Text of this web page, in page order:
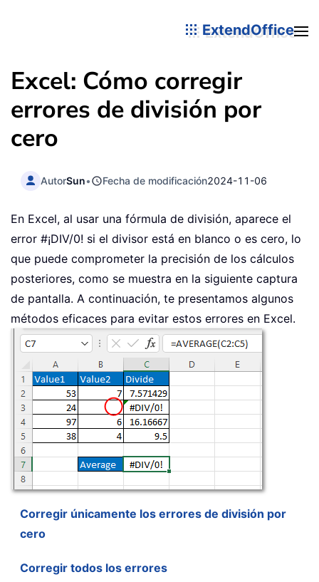
ExtendOffice
Excel: Cómo corregir
errores de división por
cero
AutorSun• Fecha de modificación2024-11-06
En Excel, al usar una fórmula de división, aparece el
error #¡DIV/0! si el divisor está en blanco o es cero, lo
que puede comprometer la precisión de los cálculos
posteriores, como se muestra en la siguiente captura
de pantalla. A continuación, te presentamos algunos
métodos eficaces para evitar estos errores en Excel.
Corregir únicamente los errores de división por
cero
Corregir todos los errores